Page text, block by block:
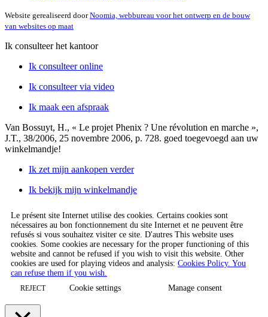
Website gerealiseerd doorNoomia, webbureau voor het ontwerp en de bouw
van websites op maat
Ik consulteer het kantoor
Ik consulteer online
Ik consulteer via video
Ik maak een afspraak
Van Bossuyt, H., « Le projet Phenix ? Une révolution en marche »,
J.T., 38/2006, 25 novembre 2006, p. 728. goed toegevoegd aan uw
winkelmandje!
Ik zet mijn aankopen verder
Ik bekijk mijn winkelmandje
Le présent site Internet utilise des cookies. Certains cookies sont
nécessaires au bon fonctionnement du site Internet et ne peuvent être
refusés si vous souhaitez visiter ce site. D'autres This website uses
cookies. Some cookies are necessary for the proper functioning of this
website and cannot be refused if you wish to visit this website. Other
cookies are used for playing videos and analysis: Cookies Policy. You
can refuse them if you wish.
REJECT Cookie settings Manage consent